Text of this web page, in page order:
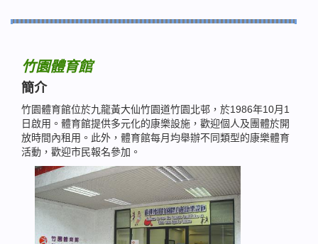
竹園體育館
簡介
竹園體育館位於九龍黃大仙竹園道竹園北邨，於1986年10月1
日啟用。體育館提供多元化的康樂設施，歡迎個人及團體於開
放時間內租用。此外，體育館每月均舉辦不同類型的康樂體育
活動，歡迎市民報名參加。